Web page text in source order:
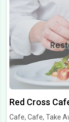
Red Cross
Cafe, Cafe, Take